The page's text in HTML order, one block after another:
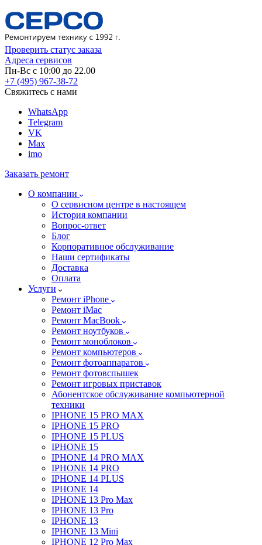
Проверить статус заказа
Адреса сервисов
Пн-Вс с 10:00 до 22.00
+7 (495) 967-38-72
Свяжитесь с нами
WhatsApp
Telegram
VK
Max
imo
Заказать ремонт
О компании
О сервисном центре в настоящем
История компании
Вопрос-ответ
Блог
Корпоративное обслуживание
Наши сертификаты
Доставка
Оплата
Услуги
Ремонт iPhone
Ремонт iMac
Ремонт MacBook
Ремонт ноутбуков
Ремонт моноблоков
Ремонт компьютеров
Ремонт фотоаппаратов
Ремонт фотовспышек
Ремонт игровых приставок
Абонентское обслуживание компьютерной
техники
IPHONE 15 PRO MAX
IPHONE 15 PRO
IPHONE 15 PLUS
IPHONE 15
IPHONE 14 PRO MAX
IPHONE 14 PRO
IPHONE 14 PLUS
IPHONE 14
IPHONE 13 Pro Max
IPHONE 13 Pro
IPHONE 13
IPHONE 13 Mini
IPHONE 12 Pro Max